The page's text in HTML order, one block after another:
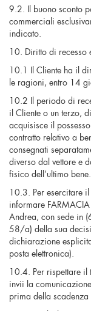
9.2. Il buono sconto
commerciali
indicato.
10. Diritto di recesso
10.1 Il Cliente ha il
le ragioni, entro 14
10.2 Il periodo di
il Cliente o un terzo,
acquisisce il
contratto relativo a
consegnati
diverso dal vettore e
fisico dell’ultimo bene.
10.3. Per esercitare il
informare FARMACIA
Andrea, con sede in
58/a) della sua
dichiarazione
posta elettronica).
10.4. Per rispettare il
invii la
prima della scadenza